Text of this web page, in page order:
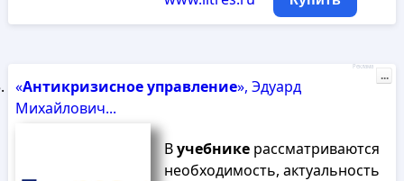
«Антикризисноеуправление», Эдуард
Михайлович...
Вучебникерассматриваются
необходимость, актуальность
Реклама
...